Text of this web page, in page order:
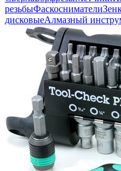
резьбыФаскосниматели
дисковыеАлмазный